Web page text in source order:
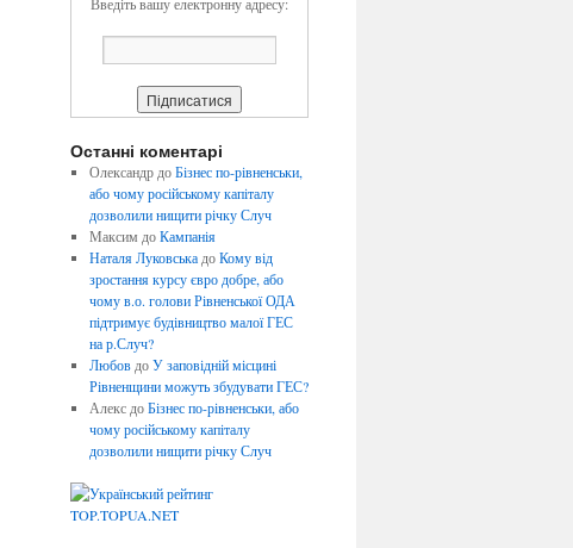
Останні коментарі
ОлександрдоБізнес по-рівненськи,
або чому російському капіталу
дозволили нищити річку Случ
Максим доКампанія
Наталя ЛуковськадоКому від
зростання курсу євро добре, або
чому в.о. голови Рівненської ОДА
підтримує будівництво малої ГЕС
на р.Случ?
ЛюбовдоУ заповідній місцині
Рівненщини можуть збудувати ГЕС?
АлексдоБізнес по-рівненськи, або
чому російському капіталу
дозволили нищити річку Случ